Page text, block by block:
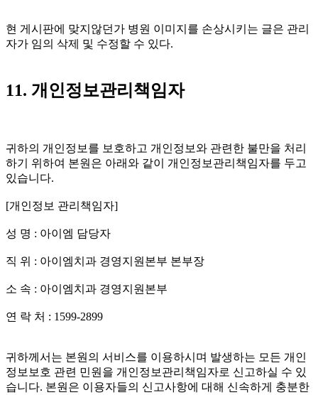
현 게시판에 맞지않던가 병원 이미지를 손상시키는 글은 관리
자가 임의 삭제 및 수정할 수 있다.
11. 개인정보관리책임자
귀하의 개인정보를 보호하고 개인정보와 관련한 불만을 처리
하기 위하여 본원은 아래와 같이 개인정보관리책임자를 두고
있습니다.
[개인정보 관리책임자]
성 명 : 아이엠 담당자
직 위 : 아이엠치과 경영지원본부 본부장
소 속 : 아이엠치과 경영지원본부
연 락 처 : 1599-2899
귀하께서는 본원의 서비스를 이용하시며 발생하는 모든 개인
정보보호 관련 민원을 개인정보관리책임자로 신고하실 수 있
습니다. 본원은 이용자들의 신고사항에 대해 신속하게 충분한